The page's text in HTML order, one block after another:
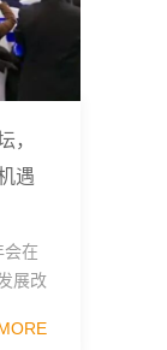
，
遇
会在
展改
京市